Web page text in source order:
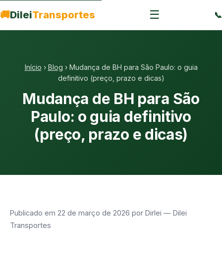
🚚DileiTransportes ☰ 📞
Início › Blog › Mudança de BH para São Paulo: o guia
definitivo (preço, prazo e dicas)
Mudança de BH para São
Paulo: o guia definitivo
(preço, prazo e dicas)
Publicado em 22 de março de 2026 por Dirlei — Dilei
Transportes